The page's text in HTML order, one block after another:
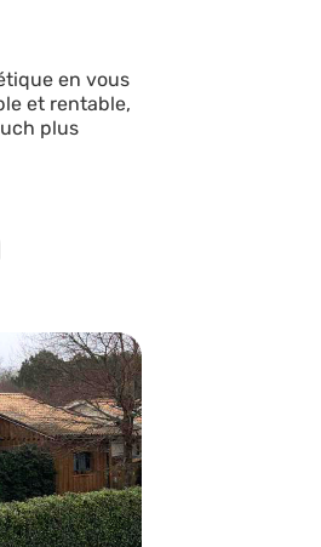
en vous
et rentable,
plus